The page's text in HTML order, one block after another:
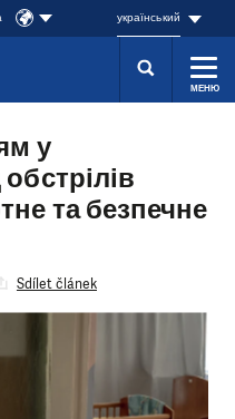
український
МЕНЮ
у
та безпечне
Sdílet článek